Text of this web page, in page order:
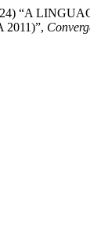
“A
2011)”,